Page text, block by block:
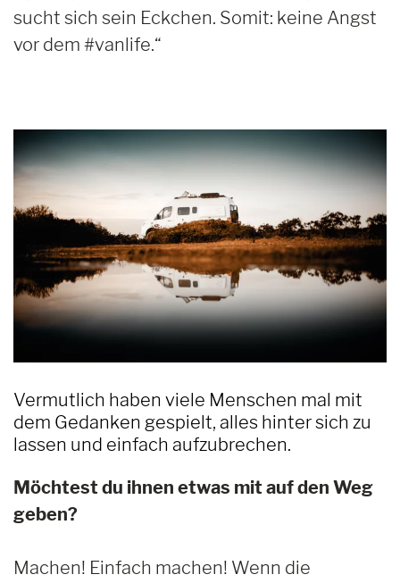
sucht sich sein Eckchen. Somit: keine Angst
vor dem #vanlife.“
Vermutlich haben viele Menschen mal mit
dem Gedanken gespielt, alles hinter sich zu
lassen und einfach aufzubrechen.
Möchtest du ihnen etwas mit auf den Weg
geben?
Machen! Einfach machen! Wenn die